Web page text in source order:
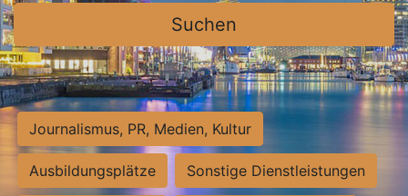
Suchen
Journalismus, PR, Medien, Kultur
Ausbildungsplätze Sonstige Dienstleistungen